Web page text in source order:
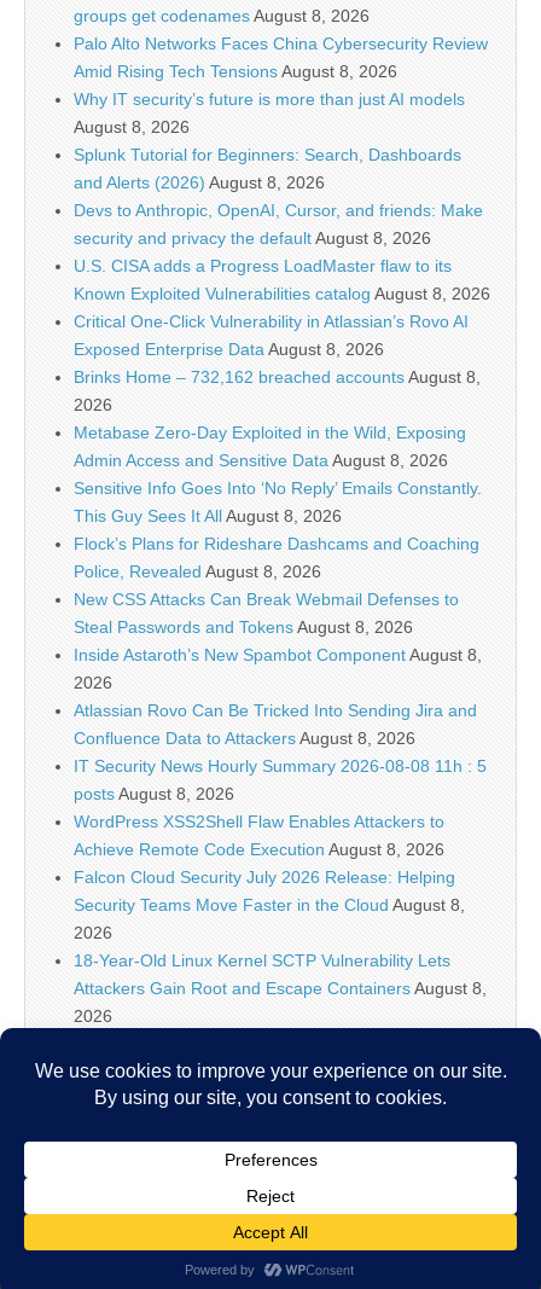
groups get codenamesAugust 8, 2026
Palo Alto Networks Faces China Cybersecurity Review
Amid Rising Tech TensionsAugust 8, 2026
Why IT security’s future is more than just AI models
August 8, 2026
Splunk Tutorial for Beginners: Search, Dashboards
and Alerts (2026) August 8, 2026
Devs to Anthropic, OpenAI, Cursor, and friends: Make
security and privacy the defaultAugust 8, 2026
U.S. CISA adds a Progress LoadMaster flaw to its
Known Exploited Vulnerabilities catalog August 8, 2026
Critical One-Click Vulnerability in Atlassian’s Rovo AI
Exposed Enterprise DataAugust 8, 2026
Brinks Home – 732,162 breached accountsAugust 8,
2026
Metabase Zero-Day Exploited in the Wild, Exposing
Admin Access and Sensitive DataAugust 8, 2026
Sensitive Info Goes Into ‘No Reply’ Emails Constantly.
This Guy Sees It AllAugust 8, 2026
Flock’s Plans for Rideshare Dashcams and Coaching
Police, Revealed August 8, 2026
New CSS Attacks Can Break Webmail Defenses to
Steal Passwords and TokensAugust 8, 2026
Inside Astaroth’s New Spambot ComponentAugust 8,
2026
Atlassian Rovo Can Be Tricked Into Sending Jira and
Confluence Data to AttackersAugust 8, 2026
IT Security News Hourly Summary 2026-08-08 11h : 5
postsAugust 8, 2026
WordPress XSS2Shell Flaw Enables Attackers to
Achieve Remote Code Execution August 8, 2026
Falcon Cloud Security July 2026 Release: Helping
Security Teams Move Faster in the Cloud August 8,
2026
18-Year-Old Linux Kernel SCTP Vulnerability Lets
Attackers Gain Root and Escape ContainersAugust 8,
2026
to Identify New ThreatsAugust 8, 2026
Bugtraq Is Back: The Original Full Disclosure Mailing
Copyright © 2026IT Security News. All Rights Reserved.
The Magazine Basic Theme bybavotasan.com